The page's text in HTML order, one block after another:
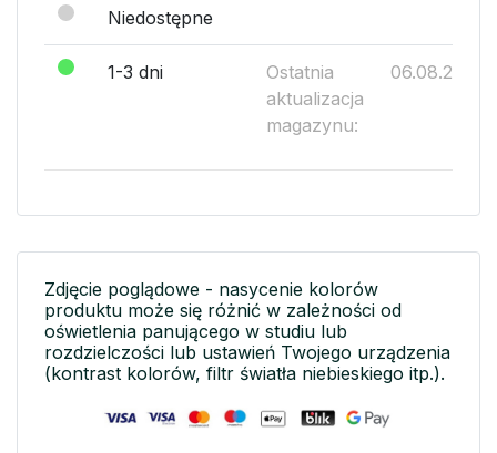
Niedostępne
1-3 dni
Ostatnia
aktualizacja
magazynu:
06.08.2026
Zdjęcie poglądowe - nasycenie kolorów
produktu może się różnić w zależności od
oświetlenia panującego w studiu lub
rozdzielczości lub ustawień Twojego urządzenia
(kontrast kolorów, filtr światła niebieskiego itp.).